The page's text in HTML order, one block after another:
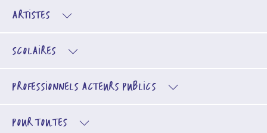
ARTISTES
SCOLAIRES
PROFESSIONNELS ACTEURS PUBLICS
POUR TOU.TES